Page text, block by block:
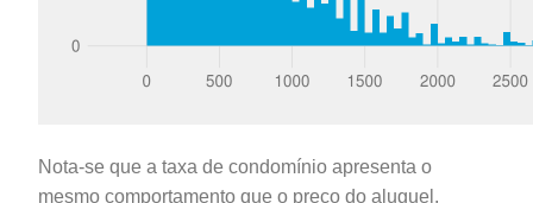
Nota-se que a taxa de condomínio apresenta o
mesmo comportamento que o preço do aluguel.